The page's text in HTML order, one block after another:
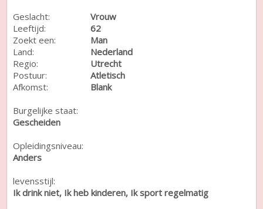
Geslacht:
Vrouw
Leeftijd:
62
Zoekt een:
Man
Land:
Nederland
Regio:
Utrecht
Postuur:
Atletisch
Afkomst:
Blank
Burgelijke staat:
Gescheiden
Opleidingsniveau:
Anders
levensstijl:
Ik drink niet, Ik heb kinderen, Ik sport regelmatig